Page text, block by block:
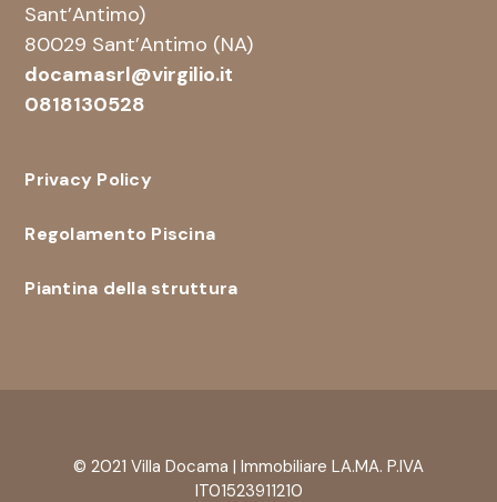
Sant’Antimo)
80029 Sant’Antimo (NA)
docamasrl@virgilio.it
0818130528
Privacy Policy
Regolamento Piscina
Piantina della struttura
© 2021 Villa Docama | Immobiliare LA.MA. P.IVA
IT01523911210